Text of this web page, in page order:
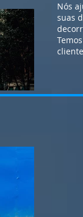
Nós
suas